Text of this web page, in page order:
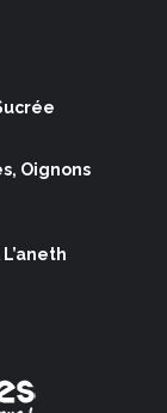
Oignons